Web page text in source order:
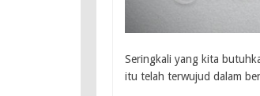
Seringkali yang kita
itu telah terwujud dalam